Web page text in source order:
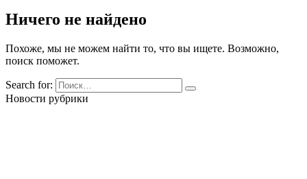
Ничего не найдено
Похоже, мы не можем найти то, что вы ищете. Возможно,
поиск поможет.
Search for:
Новости рубрики